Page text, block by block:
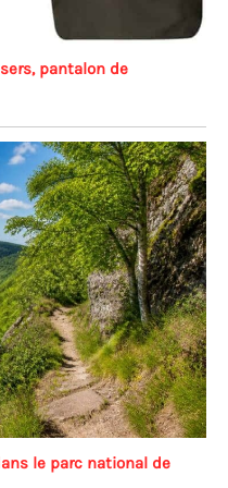
pantalon de
le parc national de